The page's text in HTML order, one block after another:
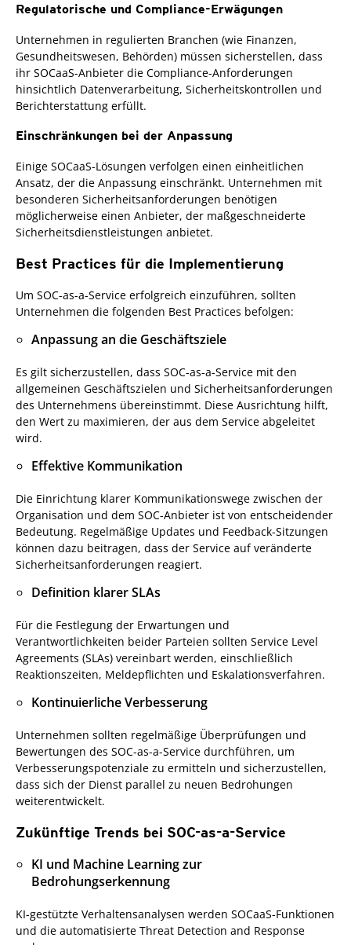
Regulatorische und Compliance-Erwägungen
Unternehmen in regulierten Branchen (wie Finanzen,
Gesundheitswesen, Behörden) müssen sicherstellen, dass
ihr SOCaaS-Anbieter die Compliance-Anforderungen
hinsichtlich Datenverarbeitung, Sicherheitskontrollen und
Berichterstattung erfüllt.
Einschränkungen bei der Anpassung
Einige SOCaaS-Lösungen verfolgen einen einheitlichen
Ansatz, der die Anpassung einschränkt. Unternehmen mit
besonderen Sicherheitsanforderungen benötigen
möglicherweise einen Anbieter, der maßgeschneiderte
Sicherheitsdienstleistungen anbietet.
Best Practices für die Implementierung
Um SOC-as-a-Service erfolgreich einzuführen, sollten
Unternehmen die folgenden Best Practices befolgen:
Anpassung an die Geschäftsziele
Es gilt sicherzustellen, dass SOC-as-a-Service mit den
allgemeinen Geschäftszielen und Sicherheitsanforderungen
des Unternehmens übereinstimmt. Diese Ausrichtung hilft,
den Wert zu maximieren, der aus dem Service abgeleitet
wird.
Effektive Kommunikation
Die Einrichtung klarer Kommunikationswege zwischen der
Organisation und dem SOC-Anbieter ist von entscheidender
Bedeutung. Regelmäßige Updates und Feedback-Sitzungen
können dazu beitragen, dass der Service auf veränderte
Sicherheitsanforderungen reagiert.
Definition klarer SLAs
Für die Festlegung der Erwartungen und
Verantwortlichkeiten beider Parteien sollten Service Level
Agreements (SLAs) vereinbart werden, einschließlich
Reaktionszeiten, Meldepflichten und Eskalationsverfahren.
Kontinuierliche Verbesserung
Unternehmen sollten regelmäßige Überprüfungen und
Bewertungen des SOC-as-a-Service durchführen, um
Verbesserungspotenziale zu ermitteln und sicherzustellen,
dass sich der Dienst parallel zu neuen Bedrohungen
weiterentwickelt.
Zukünftige Trends bei SOC-as-a-Service
KI und Machine Learning zur
Bedrohungserkennung
KI-gestützte Verhaltensanalysen werden SOCaaS-Funktionen
und die automatisierte Threat Detection and Response